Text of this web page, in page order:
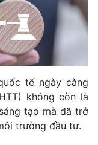
tế ngày càng
không còn là
tạo mà đã trở
trường đầu tư.